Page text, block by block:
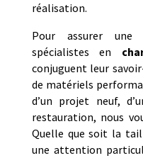
réalisation.
Pour assurer une
spécialistes en
conjuguent leur
de matériels
d’un projet neuf,
restauration, nous
Quelle que soit la
une attention